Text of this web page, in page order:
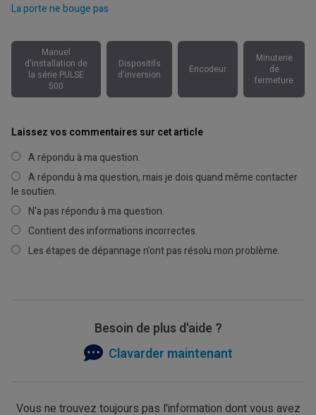
La porte ne bouge pas
Manuel
d'installation de
la série PULSE
500
Dispositifs
d'inversion
Encodeur
Minuterie
de
fermeture
Laissez vos commentaires sur cet article
A répondu à ma question.
A répondu à ma question, mais je dois quand même contacter
le soutien.
N'a pas répondu à ma question.
Contient des informations incorrectes.
Les étapes de dépannage n'ont pas résolu mon problème.
Besoin de plus d'aide ?
Clavarder maintenant
Vous ne trouvez toujours pas l'information dont vous avez